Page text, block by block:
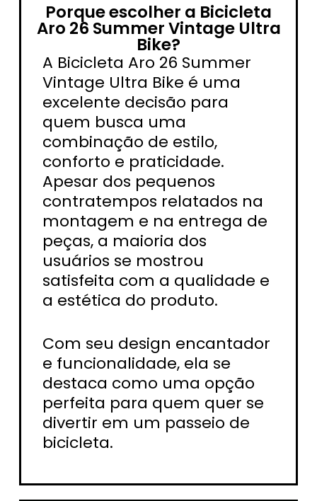
Porque escolher a Bicicleta
Aro 26 Summer Vintage Ultra
Bike?
A Bicicleta Aro 26 Summer
Vintage Ultra Bike é uma
excelente decisão para
quem busca uma
combinação de estilo,
conforto e praticidade.
Apesar dos pequenos
contratempos relatados na
montagem e na entrega de
peças, a maioria dos
usuários se mostrou
satisfeita com a qualidade e
a estética do produto.
Com seu design encantador
e funcionalidade, ela se
destaca como uma opção
perfeita para quem quer se
divertir em um passeio de
bicicleta.